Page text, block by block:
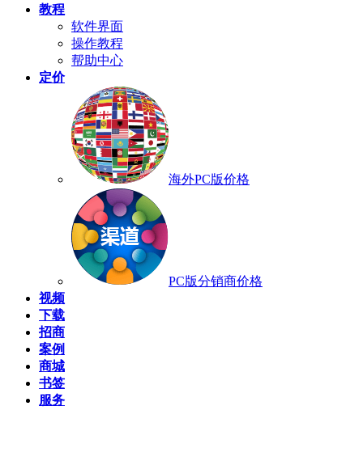
教程
软件界面
操作教程
帮助中心
定价
海外PC版价格
PC版分销商价格
视频
下载
招商
案例
商城
书签
服务